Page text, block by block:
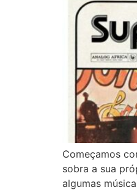
Começamos
sobra a sua
algumas